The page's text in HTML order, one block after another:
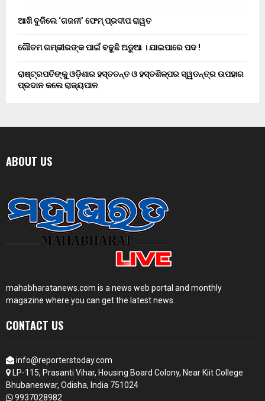
ଆଖି ବୁଜିଲେ ‘ଗଜନୀ’ ଫେମ୍ ପ୍ରଦୀପ ରାୱତ
ଗୌତମ ଗମ୍ଭୀରଙ୍କ ପାଇଁ ବଢୁଛି ଅଡୁଆ । ଯାଇପାରେ ପଦ !
ରାଷ୍ଟ୍ରପତିଙ୍କୁ ଓଡ଼ିଶାର ହସ୍ତତନ୍ତ ଓ ହସ୍ତଶିଳ୍ପର ସ୍ୱତନ୍ତ୍ର ଉପହାର
ପ୍ରଦାନ କଲେ ରାଜ୍ୟପାଳ
ABOUT US
mahabharatanews.com is a news web portal and monthly
magazine where you can get the latest news.
CONTACT US
info@reporterstoday.com
LP-115, Prasanti Vihar, Housing Board Colony, Near Kiit College
Bhubaneswar, Odisha, India 751024
9937028982